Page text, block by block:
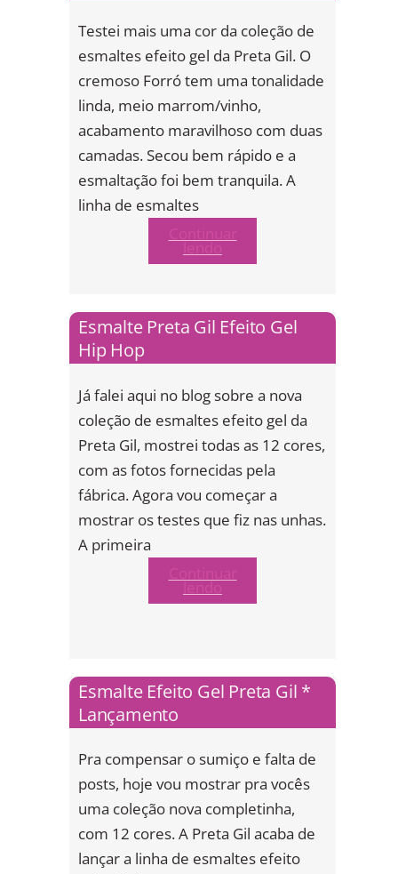
Testei mais uma cor da coleção de
esmaltes efeito gel da Preta Gil. O
cremoso Forró tem uma tonalidade
linda, meio marrom/vinho,
acabamento maravilhoso com duas
camadas. Secou bem rápido e a
esmaltação foi bem tranquila. A
linha de esmaltes
lendo
Esmalte Preta Gil Efeito Gel
Hip Hop
Já falei aqui no blog sobre a nova
coleção de esmaltes efeito gel da
Preta Gil, mostrei todas as 12 cores,
com as fotos fornecidas pela
fábrica. Agora vou começar a
mostrar os testes que fiz nas unhas.
A primeira
lendo
Esmalte Efeito Gel Preta Gil *
Lançamento
Pra compensar o sumiço e falta de
posts, hoje vou mostrar pra vocês
uma coleção nova completinha,
com 12 cores. A Preta Gil acaba de
lançar a linha de esmaltes efeito